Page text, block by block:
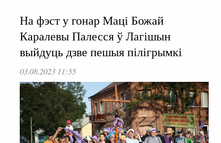
На фэст у гонар Маці Божай
Каралевы Палесся ў Лагішын
выйдуць дзве пешыя пілігрымкі
03.08.2023 11:55